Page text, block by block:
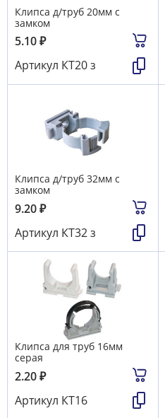
Клипса д/труб 20мм с
замком
5.10₽
Артикул КТ20 з
Клипса д/труб 32мм с
замком
9.20₽
Артикул КТ32 з
Клипса для труб 16мм
серая
2.20₽
Артикул КТ16